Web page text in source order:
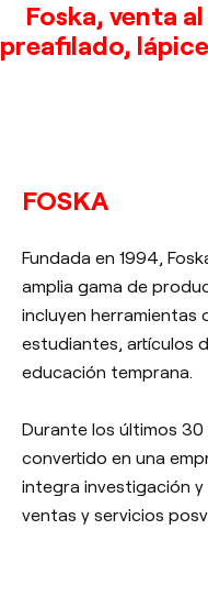
Foska, venta
preafilado,
FOSKA
Fundada en 1994,
amplia gama de
incluyen herramientas
estudiantes, artículos
educación temprana.
Durante los últimos 30
convertido en una
integra investigación
ventas y servicios